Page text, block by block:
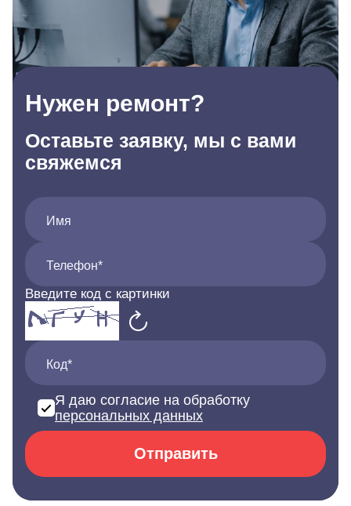
Нужен ремонт?
Оставьте заявку, мы с вами
свяжемся
Имя
Телефон*
Введите код с картинки
Код*
Я даю согласие на обработку
персональных данных
Отправить